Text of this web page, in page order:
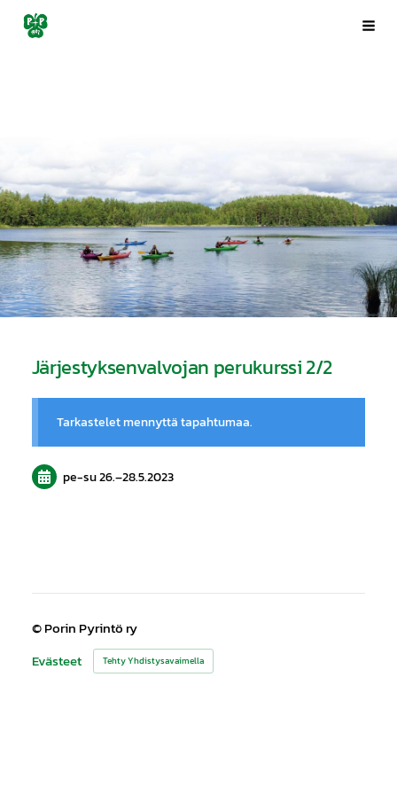
Siirry
sivun
Porin Pyrintö ry
Järjestyksenvalvojan perukurssi 2/2
Tarkastelet mennyttä tapahtumaa.
pe-su26.–28.5.2023
©Porin Pyrintö ry
Evästeet
Tehty Yhdistysavaimella